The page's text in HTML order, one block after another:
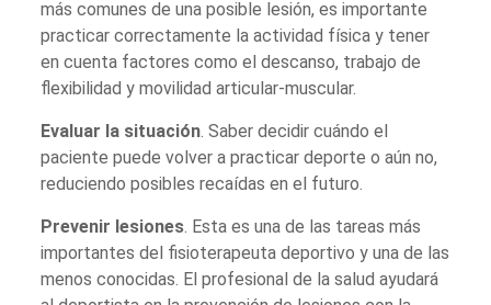
más comunes de una posible lesión, es importante
practicar correctamente la actividad física y tener
en cuenta factores como el descanso, trabajo de
flexibilidad y movilidad articular-muscular.
Evaluar la situación. Saber decidir cuándo el
paciente puede volver a practicar deporte o aún no,
reduciendo posibles recaídas en el futuro.
Prevenir lesiones. Esta es una de las tareas más
importantes del fisioterapeuta deportivo y una de las
menos conocidas. El profesional de la salud ayudará